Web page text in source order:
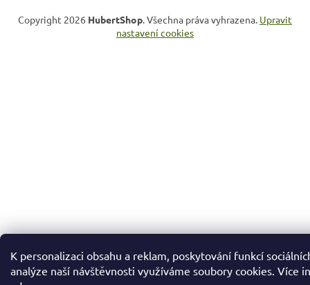
K personalizaci obsahu a reklam, poskytování funkcí
analýze naší návštěvnosti využíváme soubory cookies. Více
Copyright 2026 HubertShop. Všechna práva vyhrazena. Upravit
nastavení cookies